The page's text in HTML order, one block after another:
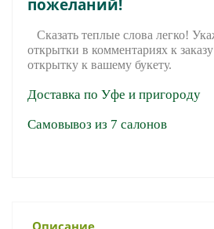
пожеланий!
Сказать теплые слова легко!
открытки в комментариях к
открытку к вашему букету.
Доставка по Уфе и пригороду
Самовывоз из 7 салонов
Описание